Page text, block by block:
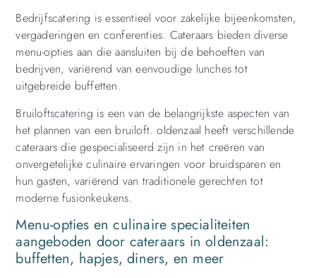
Bedrijfscatering is essentieel voor zakelijke bijeenkomsten,
vergaderingen en conferenties. Cateraars bieden diverse
menu-opties aan die aansluiten bij de behoeften van
bedrijven, variërend van eenvoudige lunches tot
uitgebreide buffetten.
Bruiloftscatering is een van de belangrijkste aspecten van
het plannen van een bruiloft. oldenzaal heeft verschillende
cateraars die gespecialiseerd zijn in het creëren van
onvergetelijke culinaire ervaringen voor bruidsparen en
hun gasten, variërend van traditionele gerechten tot
moderne fusionkeukens.
Menu-opties en culinaire specialiteiten
aangeboden door cateraars in oldenzaal:
buffetten, hapjes, diners, en meer